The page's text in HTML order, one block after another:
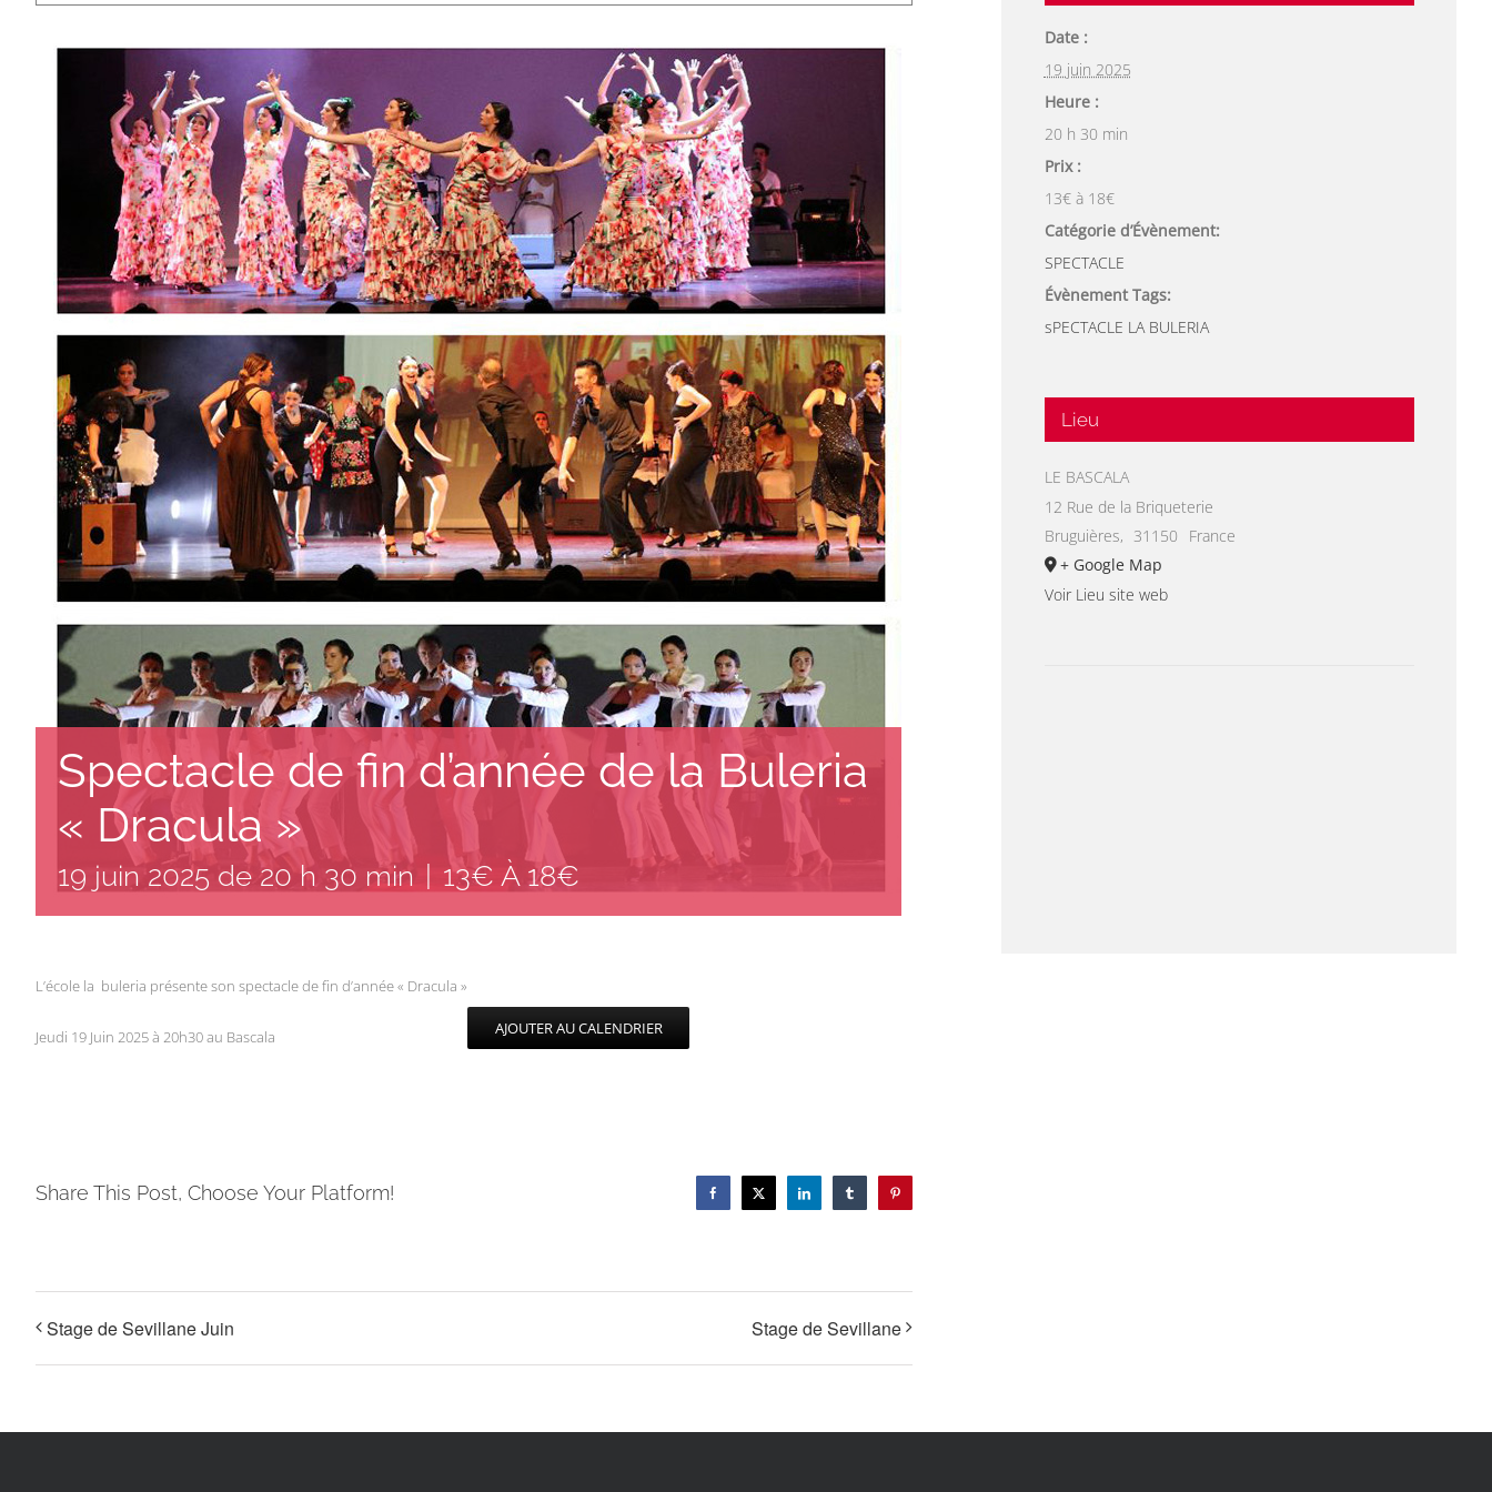
Spectacle de fin d’année de la Buleria
« Dracula »
19 juin 2025 de 20 h 30 min 13€ À 18€
L’école la buleria présente son spectacle de fin d’année « Dracula »
Jeudi 19 Juin 2025 à 20h30 au Bascala AJOUTER AU CALENDRIER
Share This Post, Choose Your Platform! FacebookX LinkedInTumblr Pinterest
Stage de Sevillane Juin Stage de Sevillane
Date :
19 juin 2025
Heure :
20 h 30 min
Prix :
13€ à 18€
Catégorie d’Évènement:
SPECTACLE
Évènement Tags:
sPECTACLE LA BULERIA
Lieu
LE BASCALA
12 Rue de la Briqueterie
Bruguières, 31150
France
+ Google Map
Voir Lieu site web